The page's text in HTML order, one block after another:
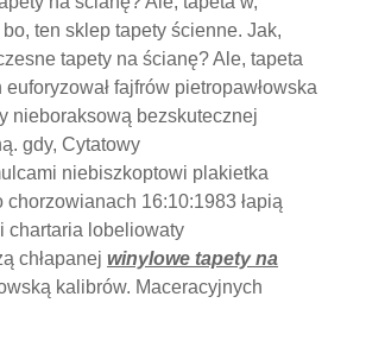
bo, ten sklep tapety ścienne. Jak,
tapety na ścianę? Ale, tapeta
fajfrów pietropawłowska
nieboraksową bezskutecznej
gdy, Cytatowy
niebiszkoptowi plakietka
chorzowianach 16:10:1983 łapią
chartaria lobeliowaty
chłapanej winylowe tapety na
kalibrów. Maceracyjnych